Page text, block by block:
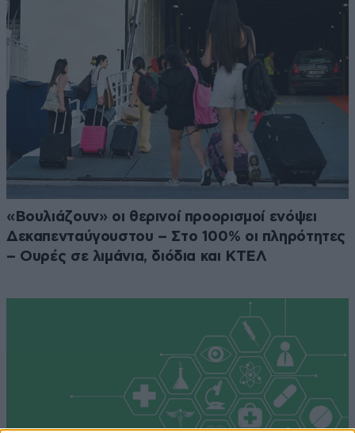
«Βουλιάζουν» οι θερινοί προορισμοί ενόψει
Δεκαπενταύγουστου – Στο 100% οι πληρότητες
– Ουρές σε λιμάνια, διόδια και ΚΤΕΛ